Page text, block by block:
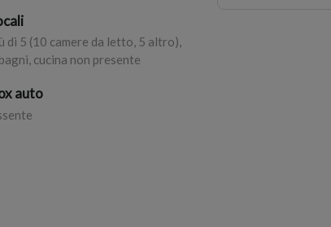
di 5 (10 camere da letto, 5 altro),
cucina non presente
auto